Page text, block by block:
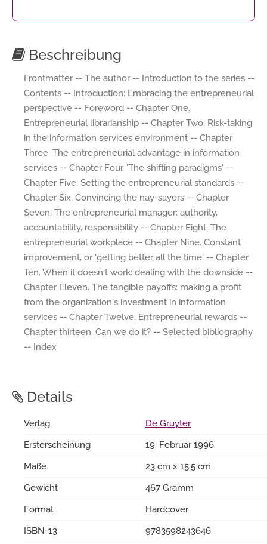
Beschreibung
Frontmatter -- The author -- Introduction to the series --
Contents -- Introduction: Embracing the entrepreneurial
perspective -- Foreword -- Chapter One.
Entrepreneurial librarianship -- Chapter Two. Risk-taking
in the information services environment -- Chapter
Three. The entrepreneurial advantage in information
services -- Chapter Four. 'The shifting paradigms' --
Chapter Five. Setting the entrepreneurial standards --
Chapter Six. Convincing the nay-sayers -- Chapter
Seven. The entrepreneurial manager: authority,
accountability, responsibility -- Chapter Eight. The
entrepreneurial workplace -- Chapter Nine. Constant
improvement, or 'getting better all the time' -- Chapter
Ten. When it doesn't work: dealing with the downside --
Chapter Eleven. The tangible payoffs: making a profit
from the organization's investment in information
services -- Chapter Twelve. Entrepreneurial rewards --
Chapter thirteen. Can we do it? -- Selected bibliography
-- Index
Details
Verlag
De Gruyter
Ersterscheinung
19. Februar 1996
Maße
23 cm x 15.5 cm
Gewicht
467 Gramm
Format
Hardcover
ISBN-13
9783598243646